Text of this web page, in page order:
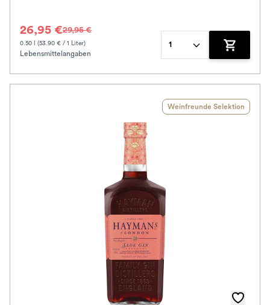
26,95 €29,95 €
0.50 l (53.90 € / 1 Liter)
Lebensmittelangaben
1
Zum
Weinfreunde Selektion